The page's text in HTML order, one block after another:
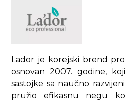
Lador je korejski brend
osnovan 2007. godine,
sastojke sa naučno
pružio efikasnu negu